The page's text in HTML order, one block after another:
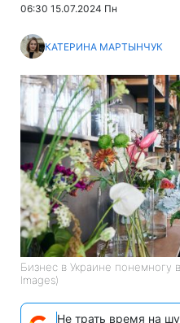
06:30 15.07.2024 Пн
КАТЕРИНА МАРТЫНЧУК
Бизнес в Украине понемногу
Images)
Не трать время на